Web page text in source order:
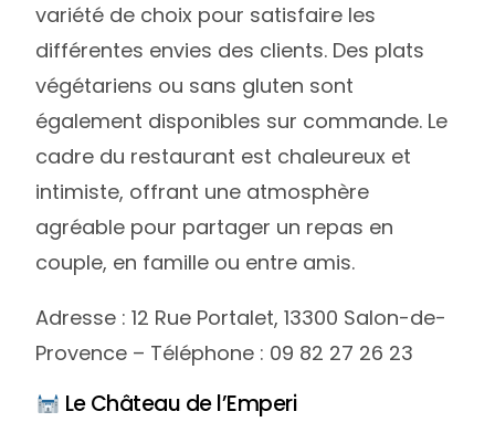
variété de choix pour satisfaire les
différentes envies des clients. Des plats
végétariens ou sans gluten sont
également disponibles sur commande. Le
cadre du restaurant est chaleureux et
intimiste, offrant une atmosphère
agréable pour partager un repas en
couple, en famille ou entre amis.
Adresse : 12 Rue Portalet, 13300 Salon-de-
Provence – Téléphone : 09 82 27 26 23
Le Château de l’Emperi